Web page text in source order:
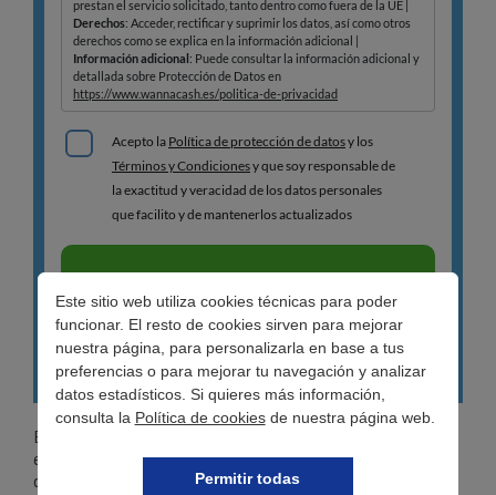
Este sitio web utiliza cookies técnicas para poder
funcionar. El resto de cookies sirven para mejorar
nuestra página, para personalizarla en base a tus
preferencias o para mejorar tu navegación y analizar
datos estadísticos. Si quieres más información,
consulta la Política de cookiesde nuestra página web.
Permitir todas
En pocas palabras, un cheque es una orden de pago por
escrito que permite a la persona que lo recibe cobrar la
cantidad estipulada en el documento, siempre y cuando